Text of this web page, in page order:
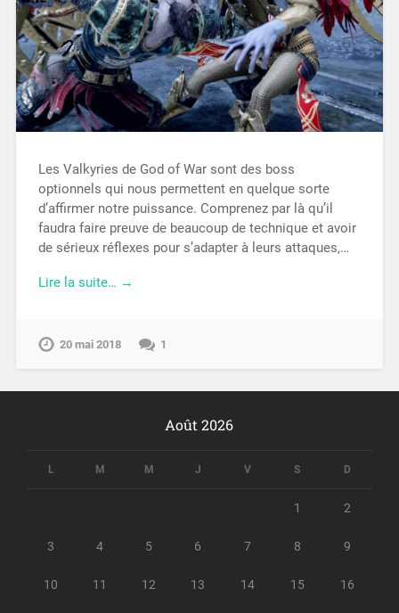
Les Valkyries de God of War sont des boss
optionnels qui nous permettent en quelque sorte
d’affirmer notre puissance. Comprenez par là qu’il
faudra faire preuve de beaucoup de technique et avoir
de sérieux réflexes pour s’adapter à leurs attaques,…
Lire la suite… →
20 mai 2018 1
Août 2026
L M M J V S D
1 2
3 4 5 6 7 8 9
10 11 12 13 14 15 16